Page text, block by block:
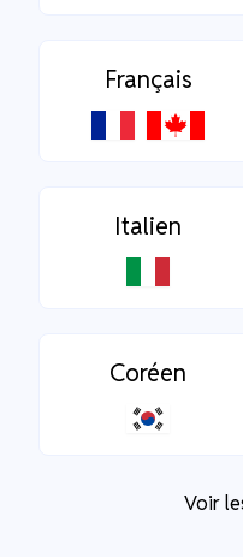
Français
Italien
Coréen
Voir